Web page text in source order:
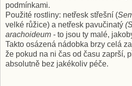
podmínkami.
Použité rostliny: netřesk střešní (
velké růžice) a netřesk pavučinatý (
arachoideum - to jsou ty malé,
Takto osázená nádobka brzy celá
že pokud na ni čas od času zaprší,
absolutně bez jakékoliv péče.